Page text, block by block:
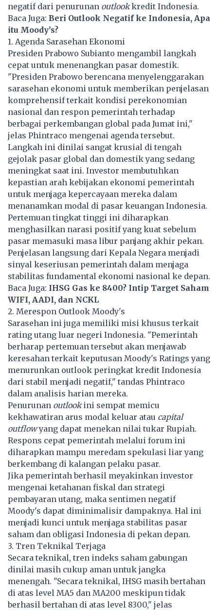
negatif dari penurunan outlookkredit Indonesia.
Baca Juga: Beri Outlook Negatif ke Indonesia, Apa
itu Moody’s?
1. Agenda Sarasehan Ekonomi
Presiden Prabowo Subianto mengambil langkah
cepat untuk menenangkan pasar domestik.
"Presiden Prabowo berencana menyelenggarakan
sarasehan ekonomi untuk memberikan penjelasan
komprehensif terkait kondisi perekonomian
nasional dan respon pemerintah terhadap
berbagai perkembangan global pada Jumat ini,"
jelas Phintraco mengenai agenda tersebut.
Langkah ini dinilai sangat krusial di tengah
gejolak pasar global dan domestik yang sedang
meningkat saat ini. Investor membutuhkan
kepastian arah kebijakan ekonomi pemerintah
untuk menjaga kepercayaan mereka dalam
menanamkan modal di pasar keuangan Indonesia.
Pertemuan tingkat tinggi ini diharapkan
menghasilkan narasi positif yang kuat sebelum
pasar memasuki masa libur panjang akhir pekan.
Penjelasan langsung dari Kepala Negara menjadi
sinyal keseriusan pemerintah dalam menjaga
stabilitas fundamental ekonomi nasional ke depan.
Baca Juga: IHSG Gas ke 8400? Intip Target Saham
WIFI, AADI, dan NCKL
2. Merespon Outlook Moody's
Sarasehan ini juga memiliki misi khusus terkait
rating utang luar negeri Indonesia. "Pemerintah
berharap pertemuan tersebut akan menjawab
keresahan terkait keputusan Moody's Ratings yang
menurunkan outlook peringkat kredit Indonesia
dari stabil menjadi negatif," tandas Phintraco
dalam analisis harian mereka.
Penurunan outlookini sempat memicu
kekhawatiran arus modal keluar atau capital
outflowyang dapat menekan nilai tukar Rupiah.
Respons cepat pemerintah melalui forum ini
diharapkan mampu meredam spekulasi liar yang
berkembang di kalangan pelaku pasar.
Jika pemerintah berhasil meyakinkan investor
mengenai ketahanan fiskal dan strategi
pembayaran utang, maka sentimen negatif
Moody's dapat diminimalisir dampaknya. Hal ini
menjadi kunci untuk menjaga stabilitas pasar
saham dan obligasi Indonesia di pekan depan.
3. Tren Teknikal Terjaga
Secara teknikal, tren indeks saham gabungan
dinilai masih cukup aman untuk jangka
menengah. "Secara teknikal, IHSG masih bertahan
di atas level MA5 dan MA200 meskipun tidak
berhasil bertahan di atas level 8300," jelas